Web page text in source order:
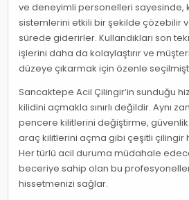
ve deneyimli personelleri sayesinde,
sistemlerini etkili bir şekilde çözebilir
sürede giderirler. Kullandıkları son
işlerini daha da kolaylaştırır ve
düzeye çıkarmak için özenle
Sancaktepe Acil Çilingir’in sunduğu
kilidini açmakla sınırlı değildir. Aynı
pencere kilitlerini değiştirme,
araç kilitlerini açma gibi çeşitli çilingir
Her türlü acil duruma müdahale
beceriye sahip olan bu
hissetmenizi sağlar.